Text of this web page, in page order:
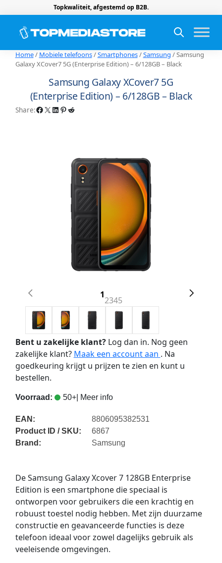
Topkwaliteit, afgestemd op B2B.
Home/ Mobiele telefoons/Smartphones/Samsung / Samsung
Galaxy XCover7 5G (Enterprise Edition) – 6/128GB – Black
Samsung Galaxy XCover7 5G
(Enterprise Edition) – 6/128GB – Black
Share:Facebook X LinkedIn Pinterest Reddit
1
2345
Bent u zakelijke klant?Log dan in. Nog geen
zakelijke klant? Maak een account aan . Na
goedkeuring krijgt u prijzen te zien en kunt u
bestellen.
Voorraad: 50+| Meer info
EAN:
8806095382531
Product ID / SKU:
6867
Brand:
Samsung
De Samsung Galaxy Xcover 7 128GB Enterprise
Edition is een smartphone die speciaal is
ontworpen voor gebruikers die een krachtig en
robuust toestel nodig hebben. Met zijn duurzame
constructie en geavanceerde functies is deze
telefoon ideaal voor zowel dagelijks gebruik als
veeleisende omgevingen.